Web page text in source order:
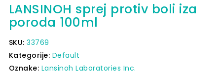
LANSINOH sprej protiv boli iza
poroda 100ml
SKU:33769
Kategorije: Default
Oznake: Lansinoh Laboratories Inc.